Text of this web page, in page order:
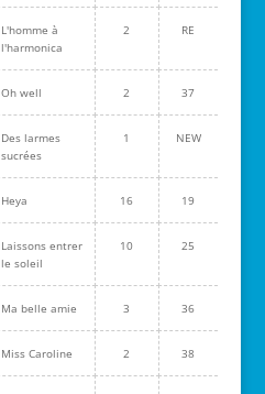
L'homme à
l'harmonica
2 RE
Oh well 2 37
Des larmes
sucrées
1 NEW
Heya 16 19
Laissons entrer
le soleil
10 25
Ma belle amie 3 36
Miss Caroline 2 38